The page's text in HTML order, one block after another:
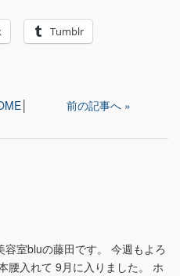
Tumblr
前の記事へ »
容室bluの藤田です。 今週もよろ
腰入れて 9月に入りました。 ホ